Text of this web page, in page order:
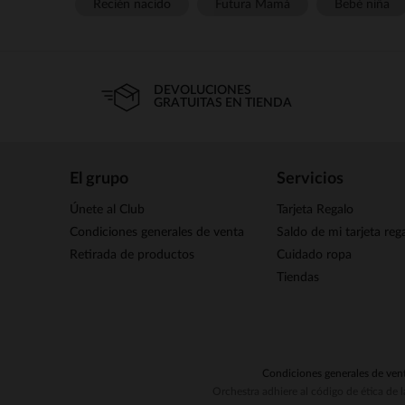
DEVOLUCIONES
GRATUITAS EN TIENDA
El grupo
Únete al Club
Condiciones generales de venta
Retirada de productos
Servicios
Tarjeta Regalo
Saldo de mi tarjeta
Cuidado ropa
Tiendas
Condiciones generales de